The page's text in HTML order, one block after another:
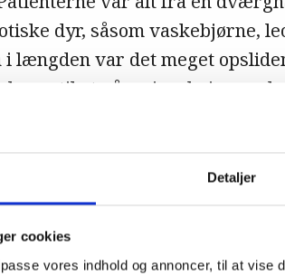
Detaljer
cookies
vores indhold og annoncer, til at vise
dyr, såsom vaskebjørne,
i længden var det meget
læge, til at gå op i en højere
altså noget af